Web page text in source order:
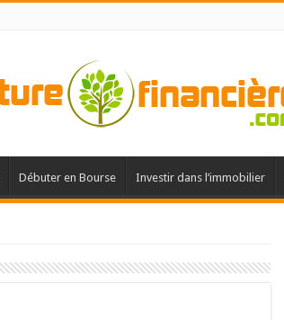
Débuter en Bourse Investir dans l’immobilier